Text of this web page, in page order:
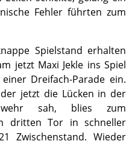
Fehler führten zum
Spielstand erhalten
jetzt Maxi Jekle ins Spiel
Dreifach-Parade ein.
jetzt die Lücken in der
sah, blies zum
dritten Tor in schneller
Zwischenstand. Wieder